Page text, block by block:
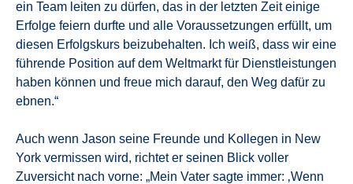
ein Team leiten zu dürfen, das in der letzten Zeit einige
Erfolge feiern durfte und alle Voraussetzungen erfüllt, um
diesen Erfolgskurs beizubehalten. Ich weiß, dass wir eine
führende Position auf dem Weltmarkt für Dienstleistungen
haben können und freue mich darauf, den Weg dafür zu
ebnen.“
Auch wenn Jason seine Freunde und Kollegen in New
York vermissen wird, richtet er seinen Blick voller
Zuversicht nach vorne: „Mein Vater sagte immer: ‚Wenn